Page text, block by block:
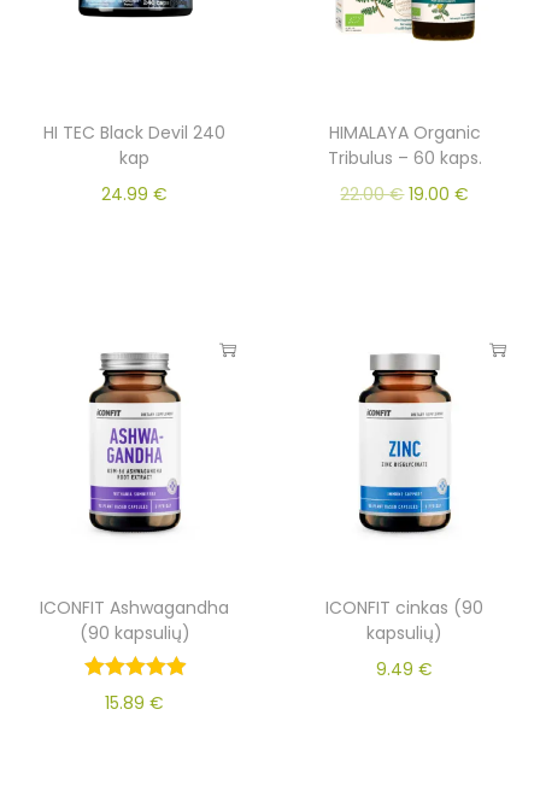
HI TEC Black Devil 240
kap
24.99€
HIMALAYA Organic
Tribulus – 60 kaps.
22.00€ 19.00€
ICONFIT Ashwagandha
(90 kapsulių)
15.89€
ICONFIT cinkas (90
kapsulių)
9.49€